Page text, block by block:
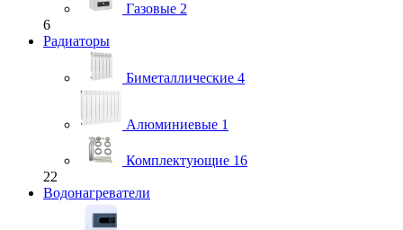
Газовые 2
6
Радиаторы
Биметаллические 4
Алюминиевые 1
Комплектующие 16
22
Водонагреватели